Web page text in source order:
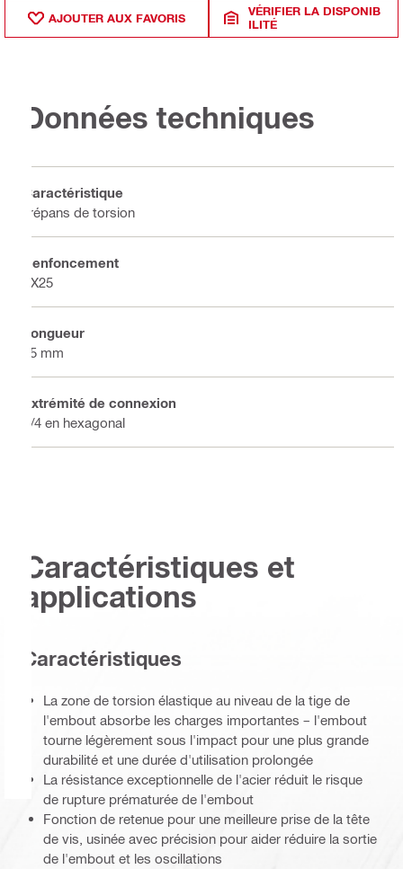
AJOUTER AUX FAVORIS
VÉRIFIER LA DISPONIB
ILITÉ
Données techniques
Caractéristique
Trépans de torsion
Renfoncement
TX25
Longueur
25 mm
Extrémité de connexion
1/4 en hexagonal
Caractéristiques et
applications
Caractéristiques
La zone de torsion élastique au niveau de la tige de
l'embout absorbe les charges importantes – l'embout
tourne légèrement sous l'impact pour une plus grande
durabilité et une durée d'utilisation prolongée
La résistance exceptionnelle de l'acier réduit le risque
de rupture prématurée de l'embout
Fonction de retenue pour une meilleure prise de la tête
de vis, usinée avec précision pour aider réduire la sortie
de l'embout et les oscillations